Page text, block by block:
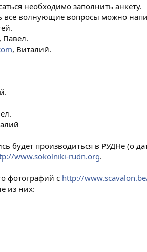
необходимо заполнить анкету.
все волнующие вопросы можно
, Павел.
, Виталий.
будет производиться в РУДНе (о
www.sokolniki-rudn.org.
фотографий с http://
из них: